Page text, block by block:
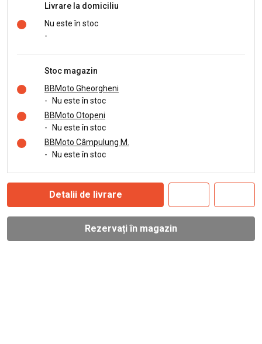
Livrare la domiciliu
Nu este în stoc
-
Stoc magazin
BBMoto Gheorgheni
-
Nu este în stoc
BBMoto Otopeni
-
Nu este în stoc
BBMoto Câmpulung M.
-
Nu este în stoc
Detalii de livrare
Rezervați în magazin